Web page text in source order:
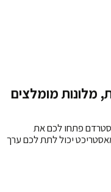
מלונות מומלצים
פתחו לכם את
יכול לתת לכם ערך